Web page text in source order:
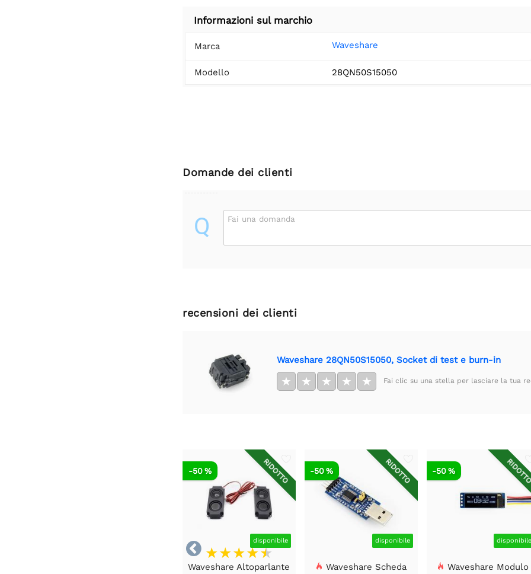
Informazioni sul marchio
Marca Waveshare
Modello 28QN50S15050
Domande dei clienti
Q Fai una domanda
recensioni dei clienti
Waveshare 28QN50S15050, Socket di test e burn-in
★ ★ ★ ★ ★ Fai clic su una stella per lasciare la tua

RIDOTTO
disponibile
-50 %
Waveshare Altoparlante
RIDOTTO
disponibile
-50 %
Waveshare Scheda
disponibile
-50 %
Waveshare Modulo